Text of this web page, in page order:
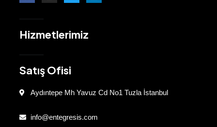
Hizmetlerimiz
Satış Ofisi
Aydıntepe Mh Yavuz Cd No1 Tuzla İstanbul
info@entegresis.com